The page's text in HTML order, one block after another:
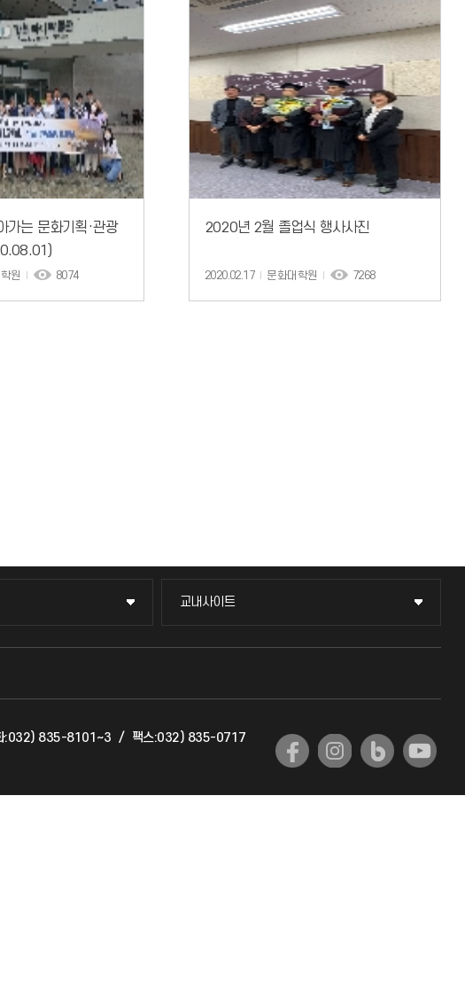
는 문화기획·관광
원 8074
2020년 2월 졸업식 행사사진
2020.02.17 문화대학원 7268
교내사이트
교내사이트
교수회
국제교류과
:032) 835-8101~3 / 팩스:032) 835-0717